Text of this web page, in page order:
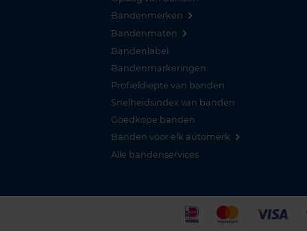
Bandenmerken
Bandenmaten
Bandenlabel
Bandenmarkeringen
Profieldiepte van banden
Snelheidsindex van banden
Goedkope banden
Banden voor elk automerk
Alle bandenservices